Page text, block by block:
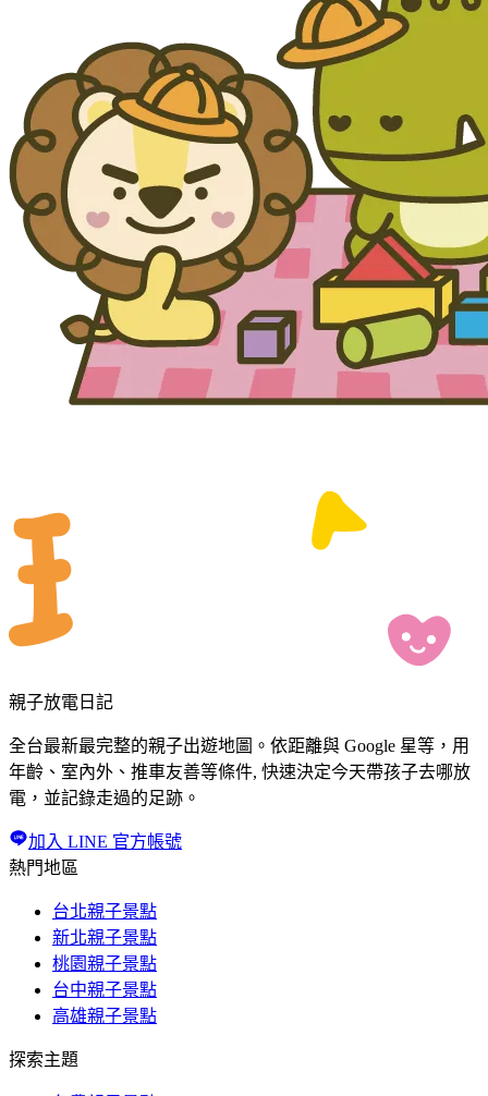
親子放電日記
全台最新最完整的親子出遊地圖。依距離與 Google 星等，用
年齡、室內外、推車友善等條件, 快速決定今天帶孩子去哪放
電，並記錄走過的足跡。
加入 LINE 官方帳號
熱門地區
台北親子景點
新北親子景點
桃園親子景點
台中親子景點
高雄親子景點
探索主題